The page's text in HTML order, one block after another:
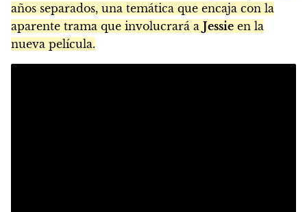
años separados, una temática que encaja con la
aparente trama que involucrará a Jessie en la
nueva película.